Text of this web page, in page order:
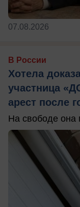
07.08.2026
В России
Хотела
участница
арест после
На свободе она